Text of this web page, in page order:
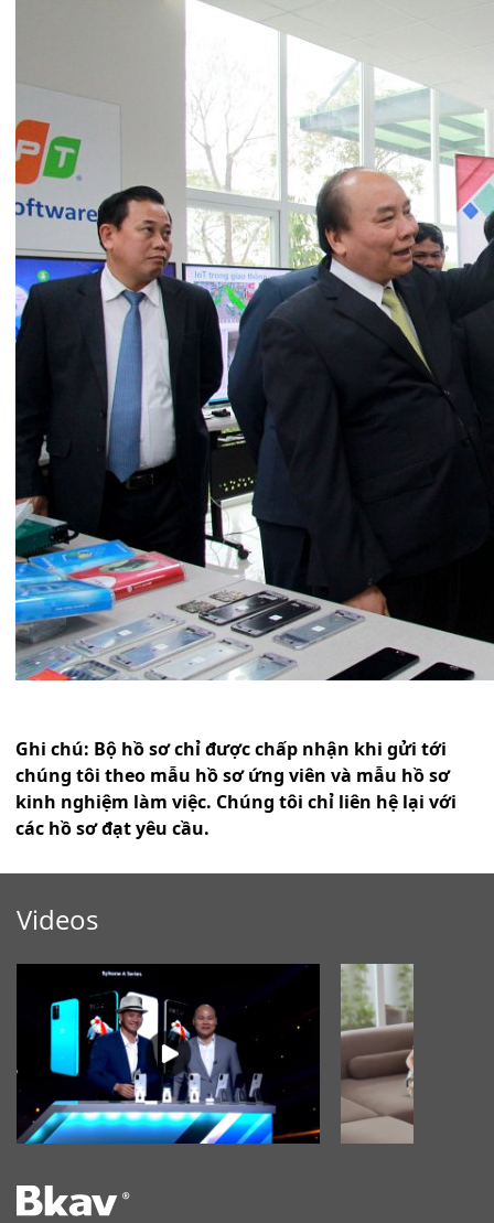
Ghi chú: Bộ hồ sơ chỉ được chấp nhận khi gửi tới
chúng tôi theo mẫu hồ sơ ứng viên và mẫu hồ sơ
kinh nghiệm làm việc. Chúng tôi chỉ liên hệ lại với
các hồ sơ đạt yêu cầu.
Videos